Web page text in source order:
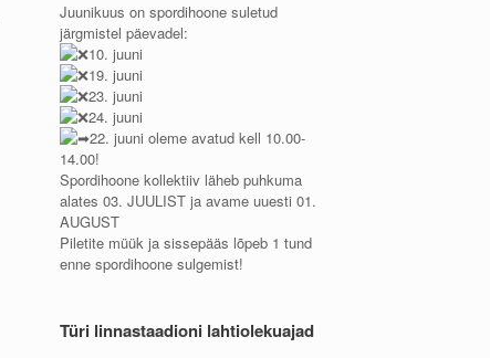
Juunikuus on spordihoone suletud
järgmistel päevadel:
10. juuni
19. juuni
23. juuni
24. juuni
22. juuni oleme avatud kell 10.00-
14.00!
Spordihoone kollektiiv läheb puhkuma
alates 03. JUULIST ja avame uuesti 01.
AUGUST
Piletite müük ja sissepääs lõpeb 1 tund
enne spordihoone sulgemist!
Türi linnastaadioni lahtiolekuajad